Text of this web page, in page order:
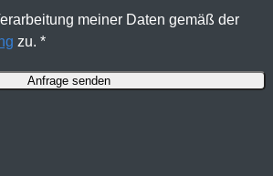
meiner Daten gemäß der
zu. *